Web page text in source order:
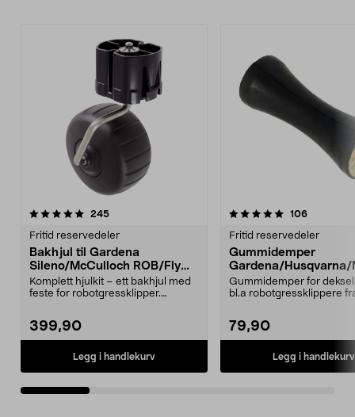
245anmeldelser
Fritid reservedeler
Bakhjul til Gardena
Sileno/McCulloch ROB/Flymo
Easilife
Komplett hjulkit – ett bakhjul med
feste for robotgressklipper.
399,90
Legg i handlekurv
5.0 av 5 stjerner 106
Fritid reservedeler
Gummidemper
Gardena/Husqvarna/
ch/Flymo
Gummidemper for
bl.a robotgressklippere
79,90
Legg i handlekurv
4.5 av 5 stjerner